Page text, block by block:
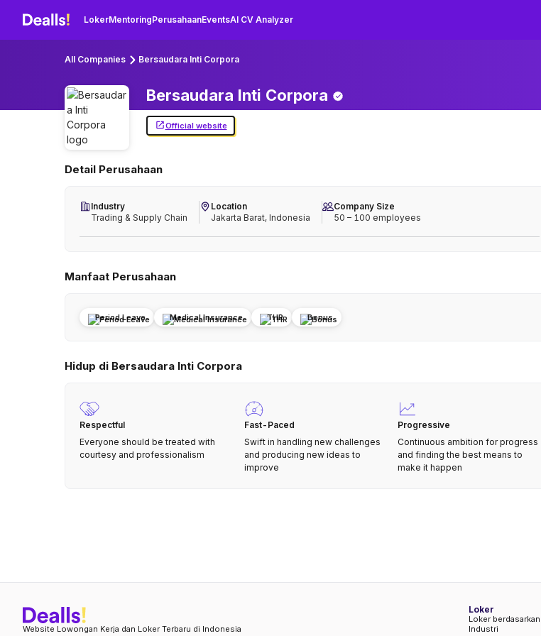
LokerMentoringPerusahaanEventsAI CV Analyzer
All Companies Bersaudara Inti Corpora
Bersaudara Inti Corpora
Official website
Detail Perusahaan
Industry
Trading & Supply Chain
Location
Jakarta Barat, Indonesia
Company Size
50 – 100 employees
Manfaat Perusahaan
Period Leave Medical Insurance THR Bonus
Hidup di Bersaudara Inti Corpora
Respectful
Everyone should be treated with
courtesy and professionalism
Fast-Paced
Swift in handling new challenges
and producing new ideas to
improve
Progressive
Continuous ambition for progress
and finding the best means to
make it happen
Website Lowongan Kerja dan Loker Terbaru di Indonesia
Loker
Loker berdasarkan
Industri